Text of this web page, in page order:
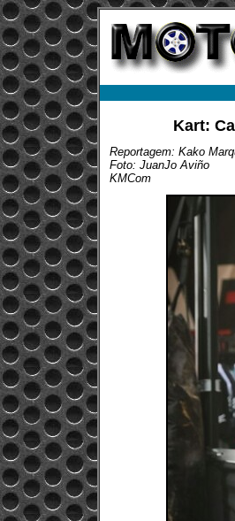
Kart:
Reportagem: Kako
Foto: JuanJo Aviño
KMCom